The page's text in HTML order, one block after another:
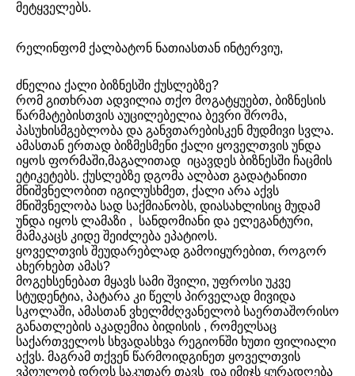
მეტყველებს.
რელინფომ ქალბატონ ნათიასთან ინტერვიუ,
ძნელია ქალი ბიზნესში ქუსლებზე?
რომ გითხრათ ადვილია თქო მოგატყუებთ, ბიზნესის
წარმატებისთვის აუცილებელია ბევრი შრომა,
პასუხისმგებლობა და განვთარებისკენ მუდმივი სვლა.
ამასთან ერთად ბიზმესმენი ქალი ყოველთვის უნდა
იყოს ფორმაში,მაგალითად იცავდეს ბიზნესში ჩაცმის
ეტიკეტებს. ქუსლებზე დგომა ალბათ გადატანითი
მნიშვნელობით იგილუსხმეთ, ქალი არა აქვს
მნიშვნელობა სად საქმიანობს, დიასახლისიც მუდამ
უნდა იყოს ლამაზი , სანდომიანი და ელეგანტური,
მამაკაცს კიდე შეიძლება ეპატიოს.
ყოველთვის შეუდარებლად გამოიყურებით, როგორ
ახერხებთ ამას?
მოგეხსენებათ მყავს სამი შვილი, უფროსი უკვე
სტუდენტია, პატარა კი წელს პირველად მივიდა
სკოლაში, ამასთან ვხელმძღვანელობ საერთაშორისო
განათლების აკადემია ბიდისის , რომელსაც
საქართველოს სხვადასხვა რეგიონში ხუთი ფილიალი
აქვს. მაგრამ თქვენ წარმოიდგინეთ ყოველთვის
ვპოულობ დროს საკუთარ თავს და იმიჯს ყურადღება